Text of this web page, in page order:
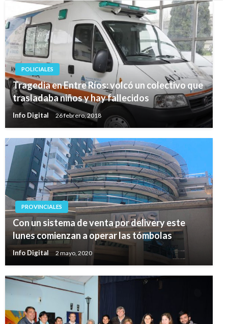
POLICIALES
Tragedia en Entre Ríos: volcó un colectivo que
trasladaba niños y hay fallecidos
Info Digital 26 febrero, 2018
PROVINCIALES
Con un sistema de venta por delivery este
lunes comienzan a operar las tómbolas
Info Digital 2 mayo, 2020